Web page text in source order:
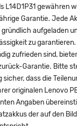
L14D1P31 gewähren
Garantie. Jede
gründlich aufgeladen
zu garantieren.
zufrieden sind,
Garantie. Bitte
dass die
originalen Lenovo
Angaben
der auf den